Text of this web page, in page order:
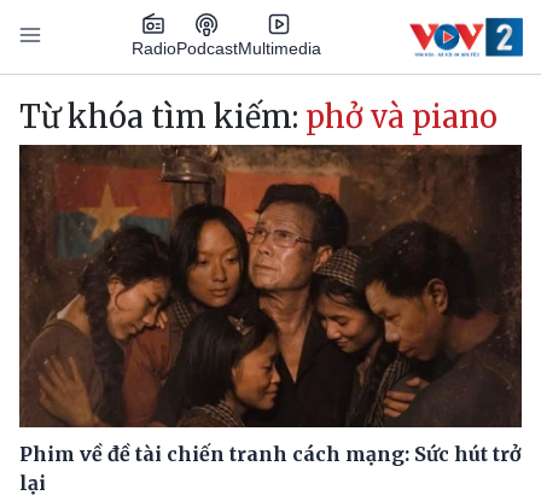
Nhảy đến nội dung
RadioPodcastMultimedia
Main navigation
Từ khóa tìm kiếm: phở và piano
Phim về đề tài chiến tranh cách mạng: Sức hút trở
lại